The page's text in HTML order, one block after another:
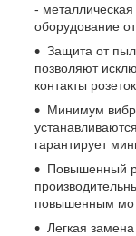
-
оборудование
Защита от
позволяют
контакты розеток
Минимум
гарантирует
Повышенный
повышенным
Легкая